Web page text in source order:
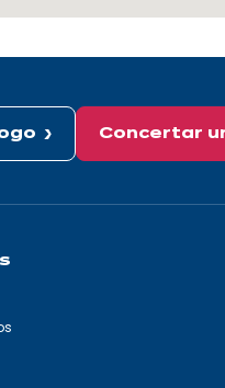
Concertar